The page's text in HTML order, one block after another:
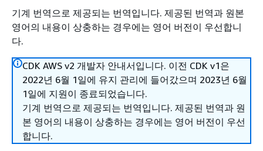
기계 번역으로 제공되는 번역입니다. 제공된 번역과 원본
영어의 내용이 상충하는 경우에는 영어 버전이 우선합니
다.
CDK AWS v2 개발자 안내서입니다. 이전 CDK v1은
2022년 6월 1일에 유지 관리에 들어갔으며 2023년 6월
1일에 지원이 종료되었습니다.
기계 번역으로 제공되는 번역입니다. 제공된 번역과 원
본 영어의 내용이 상충하는 경우에는 영어 버전이 우선
합니다.